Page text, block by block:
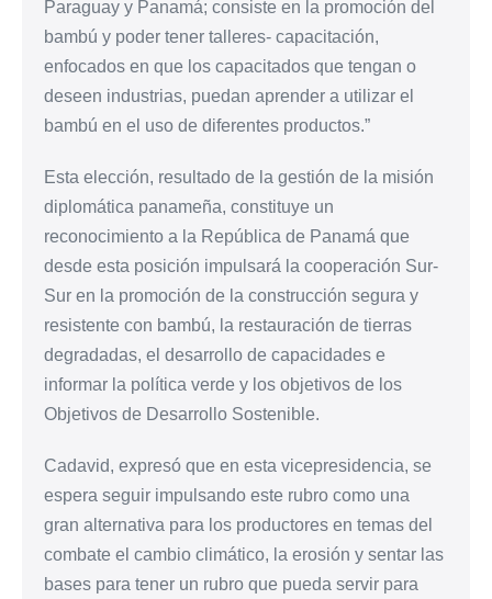
Paraguay y Panamá; consiste en la promoción del
bambú y poder tener talleres- capacitación,
enfocados en que los capacitados que tengan o
deseen industrias, puedan aprender a utilizar el
bambú en el uso de diferentes productos.”
Esta elección, resultado de la gestión de la misión
diplomática panameña, constituye un
reconocimiento a la República de Panamá que
desde esta posición impulsará la cooperación Sur-
Sur en la promoción de la construcción segura y
resistente con bambú, la restauración de tierras
degradadas, el desarrollo de capacidades e
informar la política verde y los objetivos de los
Objetivos de Desarrollo Sostenible.
Cadavid, expresó que en esta vicepresidencia, se
espera seguir impulsando este rubro como una
gran alternativa para los productores en temas del
combate el cambio climático, la erosión y sentar las
bases para tener un rubro que pueda servir para